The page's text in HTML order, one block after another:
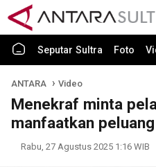
Seputar Sultra Foto
ANTARA Video
Menekraf minta
manfaatkan
Rabu, 27 Agustus 2025 1:16 WIB